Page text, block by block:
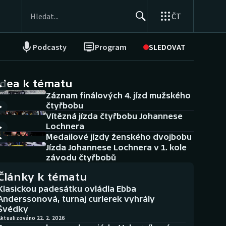
ČT
Podcasty Program SLEDOVAT
NEPŘEHLÉDNĚTE
Historické návraty
Aplikace ČT sport
AZ kvíz
k tématu
Záznam finálových 4. jízd mužského
čtyřbobu
Vítězná jízda čtyřbobu Johannese
Lochnera
Medailové jízdy ženského dvojbobu
Jízda Johannese Lochnera v 1. kole
závodu čtyřbobů
k tématu
padesátku ovládla Ebba
turnaj curlerek vyhrály
22. 2. 2026